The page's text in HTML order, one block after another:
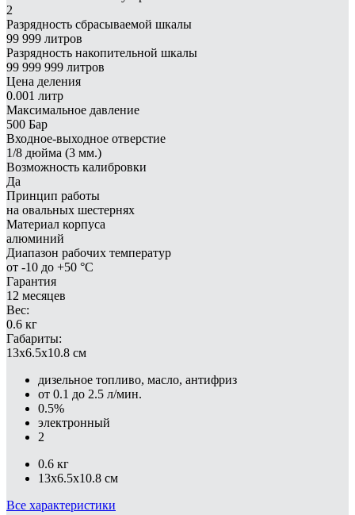
2
Разрядность сбрасываемой шкалы
99 999 литров
Разрядность накопительной шкалы
99 999 999 литров
Цена деления
0.001 литр
Максимальное давление
500 Бар
Входное-выходное отверстие
1/8 дюйма (3 мм.)
Возможность калибровки
Да
Принцип работы
на овальных шестернях
Материал корпуса
алюминий
Диапазон рабочих температур
от -10 до +50 °С
Гарантия
12 месяцев
Вес:
0.6 кг
Габариты:
13x6.5x10.8 см
дизельное топливо, масло, антифриз
от 0.1 до 2.5 л/мин.
0.5%
электронный
2
0.6 кг
13x6.5x10.8 см
Все характеристики